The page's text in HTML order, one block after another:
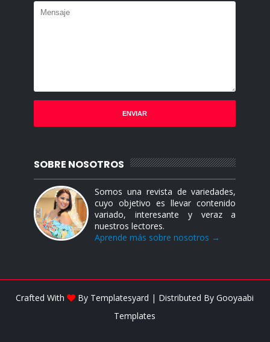
SOBRE NOSOTROS
Somos una revista de variedades,
cuyo objetivo es llevar contenido
variado, interesante y veraz a
nuestros lectores.
Aprende más sobre nosotros →
Crafted With By Templatesyard | Distributed ByGooyaabi
Templates